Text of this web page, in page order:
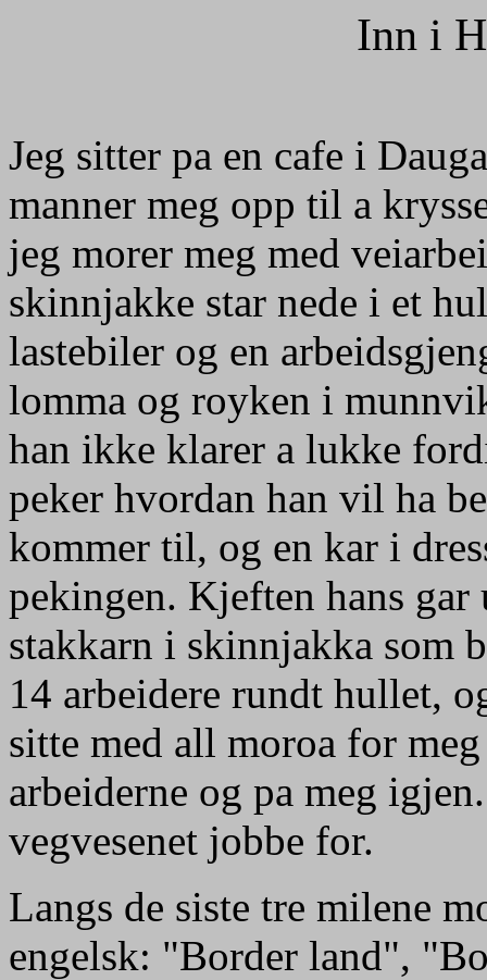
Inn i
Jeg sitter pa en cafe i
manner meg opp til a
jeg morer meg med
skinnjakke star nede i et
lastebiler og en
lomma og royken i
han ikke klarer a lukke
peker hvordan han vil ha
kommer til, og en kar i
pekingen. Kjeften hans gar
stakkarn i skinnjakka som
14 arbeidere rundt hullet,
sitte med all moroa for
arbeiderne og pa meg
vegvesenet jobbe for.
Langs de siste tre milene
engelsk: "Border land",